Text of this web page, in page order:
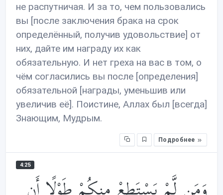
не распутничая. И за то, чем пользовались
вы [после заключения брака на срок
определённый, получив удовольствие] от
них, дайте им награду их как
обязательную. И нет греха на вас в том, о
чём согласились вы после [определения]
обязательной [награды, уменьшив или
увеличив её]. Поистине, Аллах был [всегда]
Знающим, Мудрым.
Подробнее
4:25